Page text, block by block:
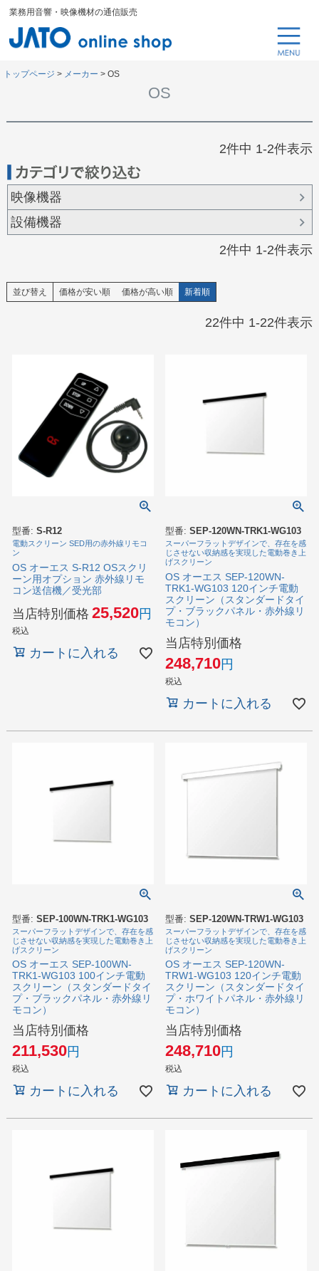
業務用音響・映像機材の通信販売
トップページ メーカー OS
OS
2件中 1-2件表示
映像機器
設備機器
2件中 1-2件表示
並び替え 価格が安い順 価格が高い順 新着順
22件中 1-22件表示
型番: S-R12
電動スクリーン SED用の赤外線リモコ
ン
OS オーエス S-R12 OSスクリ
ーン用オプション 赤外線リモ
コン送信機／受光部
当店特別価格 25,520
税込
カートに入れる
型番: SEP-120WN-TRK1-WG103
スーパーフラットデザインで、存在を感
じさせない収納感を実現した電動巻き上
げスクリーン
OS オーエス SEP-120WN-
TRK1-WG103 120インチ電動
スクリーン（スタンダードタイ
プ・ブラックパネル・赤外線リ
モコン）
当店特別価格
248,710
税込
カートに入れる
型番: SEP-100WN-TRK1-WG103
スーパーフラットデザインで、存在を感
じさせない収納感を実現した電動巻き上
げスクリーン
OS オーエス SEP-100WN-
TRK1-WG103 100インチ電動
スクリーン（スタンダードタイ
プ・ブラックパネル・赤外線リ
モコン）
当店特別価格
211,530
税込
カートに入れる
型番: SEP-120WN-TRW1-WG103
スーパーフラットデザインで、存在を感
じさせない収納感を実現した電動巻き上
げスクリーン
OS オーエス SEP-120WN-
TRW1-WG103 120インチ電動
スクリーン（スタンダードタイ
プ・ホワイトパネル・赤外線リ
モコン）
当店特別価格
248,710
税込
カートに入れる